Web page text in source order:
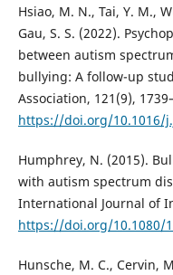
Hsiao, M. N., Tai, Y. M.,
Gau, S. S. (2022).
between autism
bullying: A follow-up
Association, 121(9),
https://doi.org/10.1016/
Humphrey, N. (2015).
with autism spectrum
International Journal of
https://doi.org/10.1080/
Hunsche, M. C., Cervin,